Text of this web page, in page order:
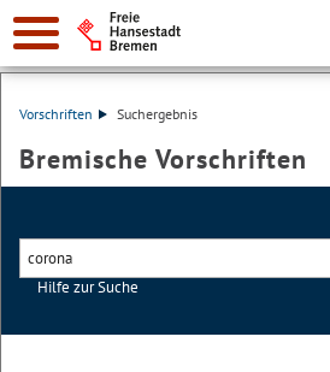
Vorschriften Suchergebnis
Bremische Vorschriften
Hilfe zur Suche